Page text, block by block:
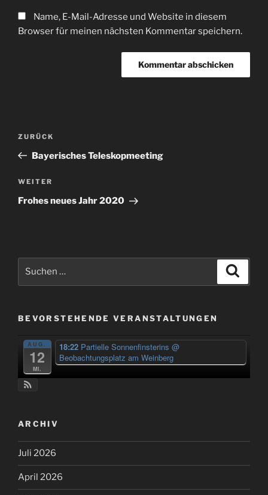
Name, E-Mail-Adresse und Website in diesem
Browser für meinen nächsten Kommentar speichern.
Beitragsnavigation
Vorheriger
Beitrag
ZURÜCK
Bayerisches Teleskopmeeting
Nächster
Beitrag
WEITER
Frohes neues Jahr 2020
BEVORSTEHENDE VERANSTALTUNGEN
AUG.
12
Mi.
18:22 Partielle Sonnenfinsterins @
Beobachtungsplatz am Weinberg
ARCHIV
Juli 2026
April 2026